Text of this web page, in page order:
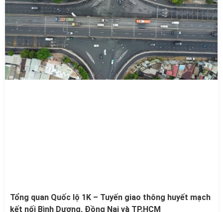
Tổng quan Quốc lộ 1K – Tuyến giao thông huyết mạch
kết nối Bình Dương, Đồng Nai và TP.HCM